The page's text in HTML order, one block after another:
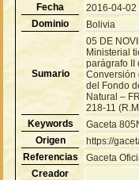
Fecha
2016-04-02
Dominio
Bolivia
Sumario
05 DE
Ministerial
parágrafo II
Conversión
del Fondo
Natural –
218-11
Keywords
Gaceta
Origen
https://
Referencias
Gaceta
Creador